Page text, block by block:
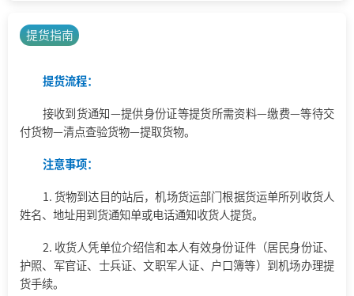
提货指南
提货流程：
接收到货通知 —提供身份证等提货所需资料—缴费—等待交
付货物—清点查验货物—提取货物。
注意事项：
1. 货物到达目的站后，机场货运部门根据货运单所列收货人
姓名、地址用到货通知单或电话通知收货人提货。
2. 收货人凭单位介绍信和本人有效身份证件（居民身份证、
护照、军官证、士兵证、文职军人证、户口簿等）到机场办理提
货手续。